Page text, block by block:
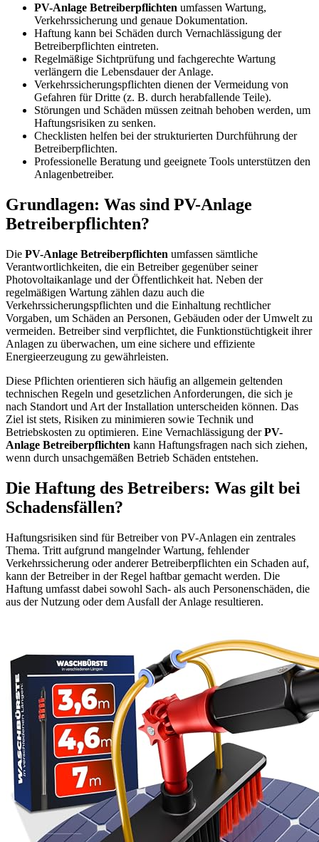
PV-Anlage Betreiberpflichten umfassen Wartung,
Verkehrssicherung und genaue Dokumentation.
Haftung kann bei Schäden durch Vernachlässigung der
Betreiberpflichten eintreten.
Regelmäßige Sichtprüfung und fachgerechte Wartung
verlängern die Lebensdauer der Anlage.
Verkehrssicherungspflichten dienen der Vermeidung von
Gefahren für Dritte (z. B. durch herabfallende Teile).
Störungen und Schäden müssen zeitnah behoben werden, um
Haftungsrisiken zu senken.
Checklisten helfen bei der strukturierten Durchführung der
Betreiberpflichten.
Professionelle Beratung und geeignete Tools unterstützen den
Anlagenbetreiber.
Grundlagen: Was sind PV-Anlage
Betreiberpflichten?
Die PV-Anlage Betreiberpflichten umfassen sämtliche
Verantwortlichkeiten, die ein Betreiber gegenüber seiner
Photovoltaikanlage und der Öffentlichkeit hat. Neben der
regelmäßigen Wartung zählen dazu auch die
Verkehrssicherungspflichten und die Einhaltung rechtlicher
Vorgaben, um Schäden an Personen, Gebäuden oder der Umwelt zu
vermeiden. Betreiber sind verpflichtet, die Funktionstüchtigkeit ihrer
Anlagen zu überwachen, um eine sichere und effiziente
Energieerzeugung zu gewährleisten.
Diese Pflichten orientieren sich häufig an allgemein geltenden
technischen Regeln und gesetzlichen Anforderungen, die sich je
nach Standort und Art der Installation unterscheiden können. Das
Ziel ist stets, Risiken zu minimieren sowie Technik und
Betriebskosten zu optimieren. Eine Vernachlässigung derPV-
Anlage Betreiberpflichten kann Haftungsfragen nach sich ziehen,
wenn durch unsachgemäßen Betrieb Schäden entstehen.
Die Haftung des Betreibers: Was gilt bei
Schadensfällen?
Haftungsrisiken sind für Betreiber von PV-Anlagen ein zentrales
Thema. Tritt aufgrund mangelnder Wartung, fehlender
Verkehrssicherung oder anderer Betreiberpflichten ein Schaden auf,
kann der Betreiber in der Regel haftbar gemacht werden. Die
Haftung umfasst dabei sowohl Sach- als auch Personenschäden, die
aus der Nutzung oder dem Ausfall der Anlage resultieren.